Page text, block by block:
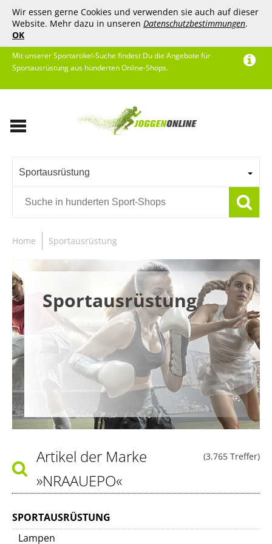
Wir essen gerne Cookies und verwenden sie auch auf dieser
Website. Mehr dazu in unseren Datenschutzbestimmungen.
OK
Mit unserer Sportartikel-Suche findest Du die Angebote für
Sportausrüstung aus hunderten Online-Shops.
Sportausrüstung
Home Sportausrüstung
Sportausrüstung
(3.765 Treffer)
Artikel der Marke
»NRAAUEPO«
SPORTAUSRÜSTUNG
Lampen